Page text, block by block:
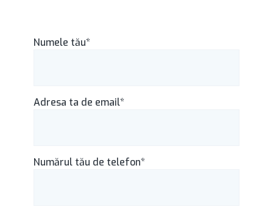
Numele tău*
Adresa ta de email*
Numărul tău de telefon*